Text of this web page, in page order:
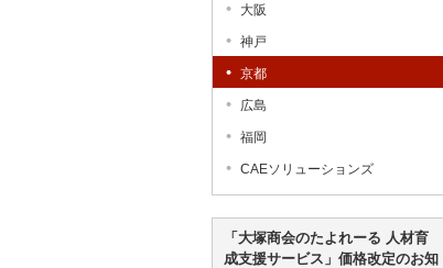
大阪
神戸
京都
広島
福岡
CAEソリューションズ
「大塚商会のたよれーる 人材育
成支援サービス」価格改定のお知